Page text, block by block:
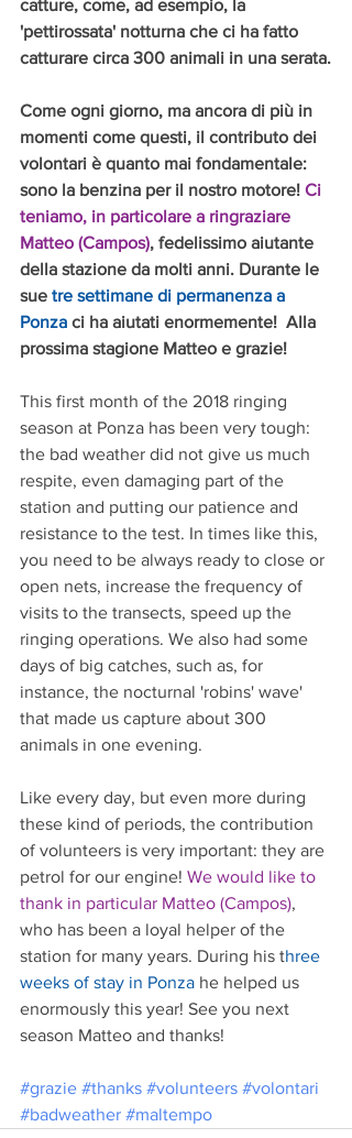
catture, come, ad esempio, la
'pettirossata' notturna che ci ha fatto
catturare circa 300 animali in una serata.
Come ogni giorno, ma ancora di più in
momenti come questi, il contributo dei
volontari è quanto mai fondamentale:
sono la benzina per il nostro motore! Ci
teniamo, in particolare a ringraziare
Matteo (Campos), fedelissimo aiutante
della stazione da molti anni. Durante le
sue tre settimane di permanenza a
Ponza ci ha aiutati enormemente!  Alla
prossima stagione Matteo e grazie!
This first month of the 2018 ringing
season at Ponza has been very tough:
the bad weather did not give us much
respite, even damaging part of the
station and putting our patience and
resistance to the test. In times like this,
you need to be always ready to close or
open nets, increase the frequency of
visits to the transects, speed up the
ringing operations. We also had some
days of big catches, such as, for
instance, the nocturnal 'robins' wave'
that made us capture about 300
animals in one evening.
Like every day, but even more during
these kind of periods, the contribution
of volunteers is very important: they are
petrol for our engine! We would like to
thank in particular Matteo (Campos),
who has been a loyal helper of the
station for many years. During his three
weeks of stay in Ponza he helped us
enormously this year! See you next
season Matteo and thanks!
#grazie #thanks #volunteers #volontari
#badweather #maltempo